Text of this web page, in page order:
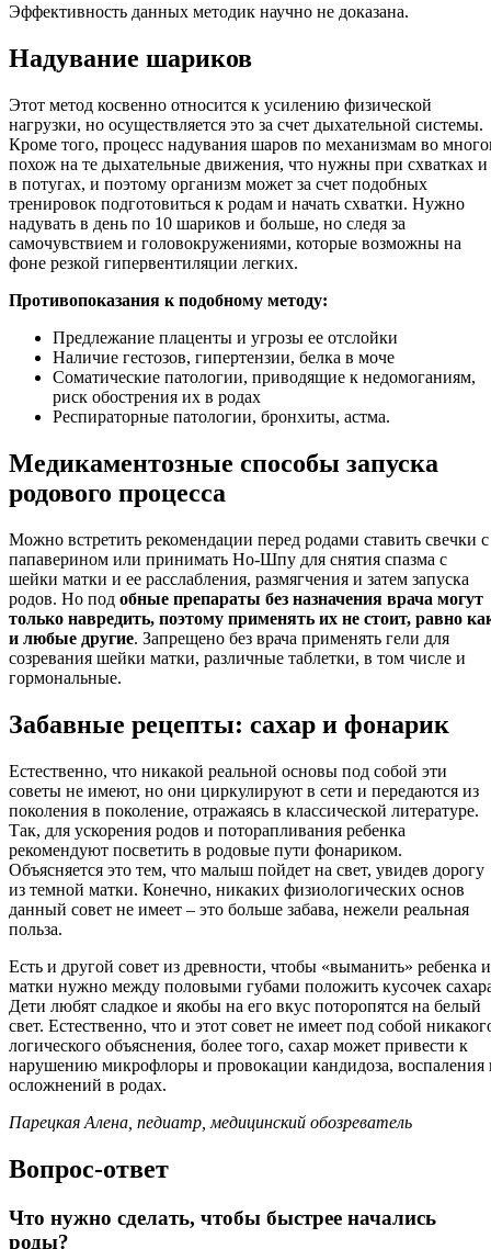
Эффективность данных методик научно не доказана.
Надувание шариков
Этот метод косвенно относится к усилению физической
нагрузки, но осуществляется это за счет дыхательной системы.
Кроме того, процесс надувания шаров по механизмам во
похож на те дыхательные движения, что нужны при схватках и
в потугах, и поэтому организм может за счет подобных
тренировок подготовиться к родам и начать схватки. Нужно
надувать в день по 10 шариков и больше, но следя за
самочувствием и головокружениями, которые возможны на
фоне резкой гипервентиляции легких.
Противопоказания к подобному методу:
Предлежание плаценты и угрозы ее отслойки
Наличие гестозов, гипертензии, белка в моче
Соматические патологии, приводящие к недомоганиям,
риск обострения их в родах
Респираторные патологии, бронхиты, астма.
Медикаментозные способы запуска
родового процесса
Можно встретить рекомендации перед родами ставить свечки с
папаверином или принимать Но-Шпу для снятия спазма с
шейки матки и ее расслабления, размягчения и затем запуска
родов. Но под обные препараты без назначения врача могут
только навредить, поэтому применять их не стоит, равно
и любые другие. Запрещено без врача применять гели для
созревания шейки матки, различные таблетки, в том числе и
гормональные.
Забавные рецепты: сахар и фонарик
Естественно, что никакой реальной основы под собой эти
советы не имеют, но они циркулируют в сети и передаются из
поколения в поколение, отражаясь в классической литературе.
Так, для ускорения родов и поторапливания ребенка
рекомендуют посветить в родовые пути фонариком.
Объясняется это тем, что малыш пойдет на свет, увидев дорогу
из темной матки. Конечно, никаких физиологических основ
данный совет не имеет – это больше забава, нежели реальная
польза.
Есть и другой совет из древности, чтобы «выманить» ребенка
матки нужно между половыми губами положить кусочек
Дети любят сладкое и якобы на его вкус поторопятся на белый
свет. Естественно, что и этот совет не имеет под собой
логического объяснения, более того, сахар может привести к
нарушению микрофлоры и провокации кандидоза, воспаления
осложнений в родах.
Парецкая Алена, педиатр, медицинский обозреватель
Вопрос-ответ
Что нужно сделать, чтобы быстрее начались
роды?